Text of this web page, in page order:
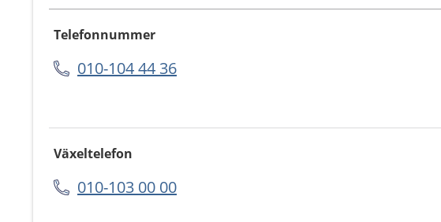
Telefonnummer
010-104 44 36
Växeltelefon
010-103 00 00